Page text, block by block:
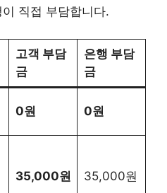
직접 부담합니다.
고객 부담
금
은행 부담
금
0원 0원
35,000원 35,000원